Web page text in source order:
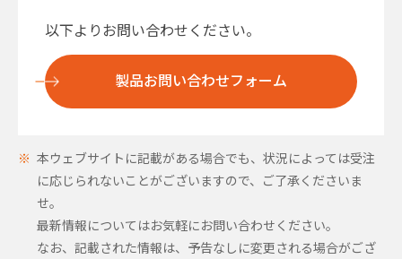
以下よりお問い合わせください。
製品お問い合わせフォーム
本ウェブサイトに記載がある場合でも、状況によっては受注
に応じられないことがございますので、ご了承くださいま
せ。
最新情報についてはお気軽にお問い合わせください。
なお、記載された情報は、予告なしに変更される場合がござ